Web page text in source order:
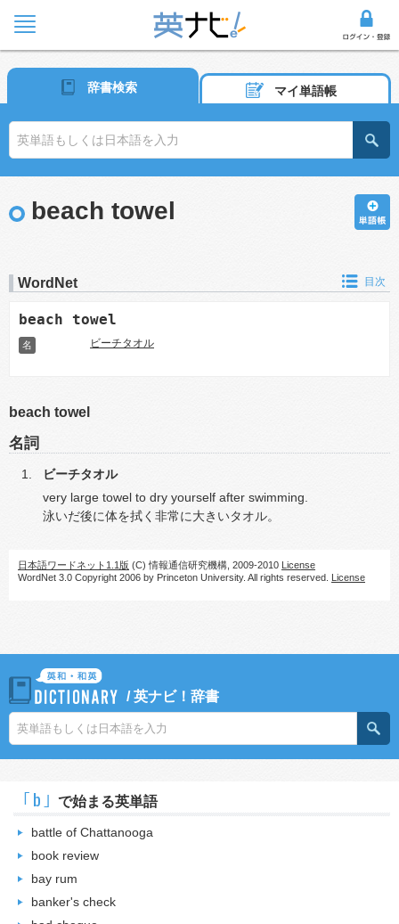
辞書検索 マイ単語帳
beach towel
WordNet 目次
beach towel
名 ビーチタオル
beach towel
名詞
ビーチタオル
very large towel to dry yourself after swimming.
泳いだ後に体を拭く非常に大きいタオル。
日本語ワードネット1.1版 (C) 情報通信研究機構, 2009-2010 License
WordNet 3.0 Copyright 2006 by Princeton University. All rights reserved. License
/英ナビ！辞書
｢b｣ で始まる英単語
battle of Chattanooga
book review
bay rum
banker's check